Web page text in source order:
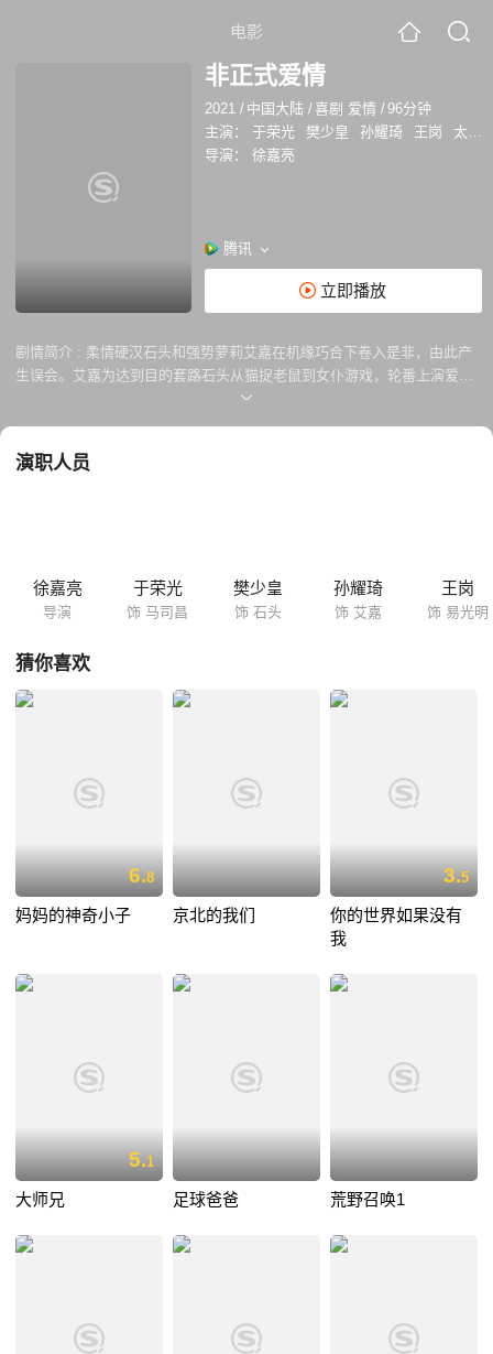
电影
非正式爱情
2021 / 中国大陆 /喜剧 爱情 /96分钟
主演：
于荣光 樊少皇 孙耀琦 王岗 太子
导演：
徐嘉亮
腾讯
立即播放
剧情简介 : 柔情硬汉石头和强势萝莉艾嘉在机缘巧合下卷入是非，由此产
生误会。艾嘉为达到目的套路石头从猫捉老鼠到女仆游戏，轮番上演爱情
三十六计。相爱相杀的两人开启一段5g升级爱情故事。然而种种意外导致
演职人员
徐嘉亮
导演
于荣光
饰 马司昌
樊少皇
饰 石头
孙耀琦
饰 艾嘉
王岗
饰 易光明
猜你喜欢
6.8
妈妈的神奇小子 京北的我们
3.5
你的世界如果没有
我
5.1
大师兄 足球爸爸 荒野召唤1